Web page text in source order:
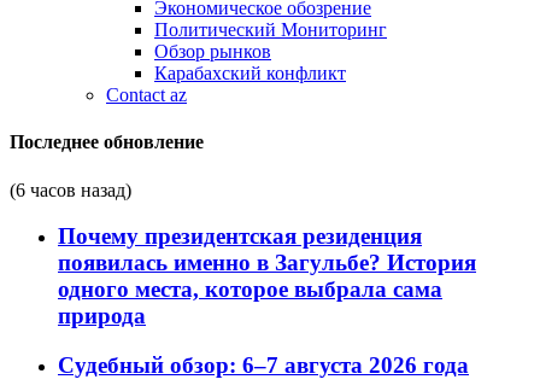
Экономическое обозрение
Политический Мониторинг
Обзор рынков
Карабахский конфликт
Contact az
Последнее обновление
(6 часов назад)
Почему президентская резиденция
появилась именно в Загульбе? История
одного места, которое выбрала сама
природа
Судебный обзор: 6–7 августа 2026 года